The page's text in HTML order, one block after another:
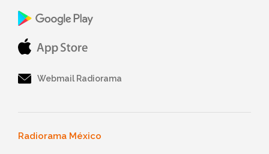
Webmail Radiorama
Radiorama México